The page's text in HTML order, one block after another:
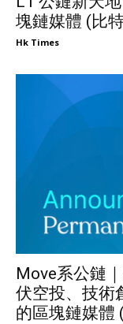
塊鏈媒體 (比
Hk Times
Move系公鏈
伏空投、技術
的區塊鏈媒體